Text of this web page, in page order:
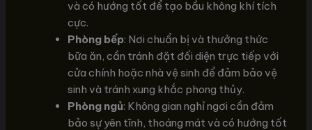
và có hướng tốt để tạo bầu không khí tích
cực.
Phòng bếp: Nơi chuẩn bị và thưởng thức
bữa ăn, cần tránh đặt đối diện trực tiếp với
cửa chính hoặc nhà vệ sinh để đảm bảo vệ
sinh và tránh xung khắc phong thủy.
Phòng ngủ: Không gian nghỉ ngơi cần đảm
bảo sự yên tĩnh, thoáng mát và có hướng tốt